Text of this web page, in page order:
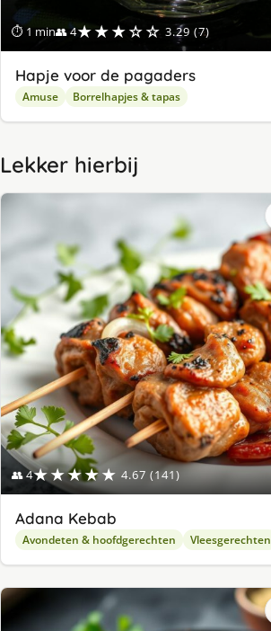
⏱ 1 min👥 4★★★☆☆ 3.29 (7)
Hapje voor de pagaders
Amuse Borrelhapjes & tapas
Lekker hierbij
👥 4★★★★★ 4.67 (141)
Adana Kebab
Avondeten & hoofdgerechten Vleesgerechten